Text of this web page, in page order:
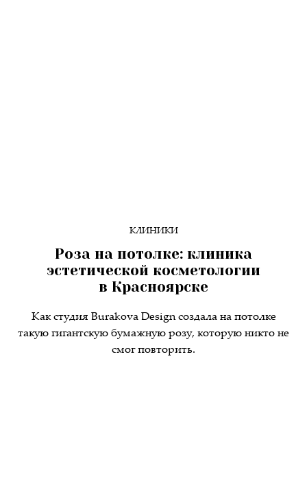
КЛИНИКИ
Роза на потолке: клиника
эстетической косметологии
в Красноярске
Как студия Burakova Design создала на потолке
такую гигантскую бумажную розу, которую никто не
смог повторить.